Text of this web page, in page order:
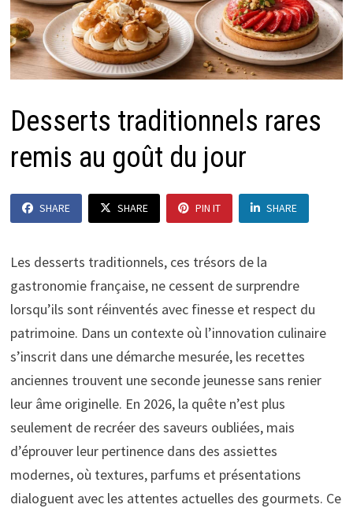
Desserts traditionnels rares
remis au goût du jour
SHARE SHARE PIN IT SHARE
Les desserts traditionnels, ces trésors de la
gastronomie française, ne cessent de surprendre
lorsqu’ils sont réinventés avec finesse et respect du
patrimoine. Dans un contexte où l’innovation culinaire
s’inscrit dans une démarche mesurée, les recettes
anciennes trouvent une seconde jeunesse sans renier
leur âme originelle. En 2026, la quête n’est plus
seulement de recréer des saveurs oubliées, mais
d’éprouver leur pertinence dans des assiettes
modernes, où textures, parfums et présentations
dialoguent avec les attentes actuelles des gourmets. Ce